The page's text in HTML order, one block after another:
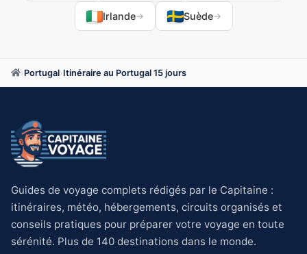
Irlande→ Suède→
› Portugal› Itinéraire au Portugal 15 jours
Guides de voyage complets rédigés par le Capitaine :
itinéraires, météo, hébergements, circuits organisés et
conseils pratiques pour préparer votre voyage en toute
sérénité. Plus de 140 destinations dans le monde.